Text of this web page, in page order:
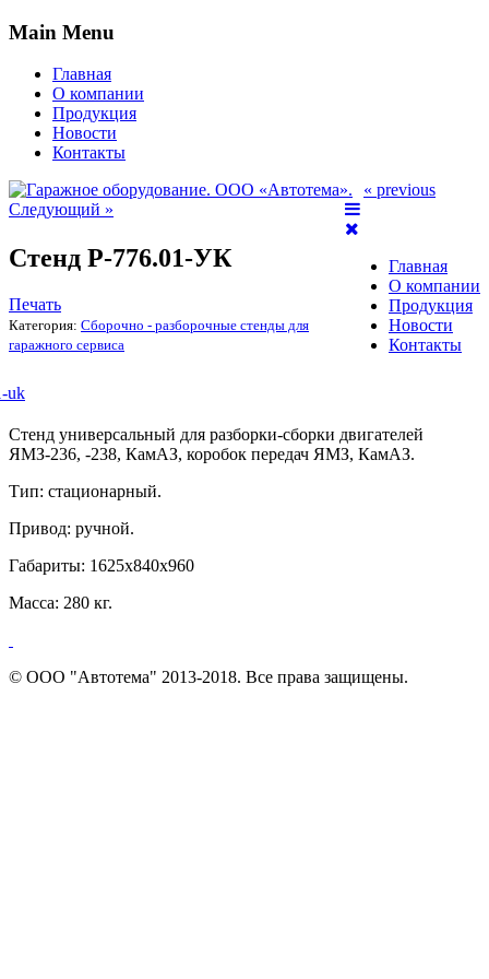
Main Menu
Главная
О компании
Продукция
Новости
Контакты
Главная
О компании
Продукция
Новости
Контакты
« previous
Следующий »
Стенд Р-776.01-УК
Печать
Категория: Сборочно - разборочные стенды для
гаражного сервиса
Стенд универсальный для разборки-сборки двигателей
ЯМЗ-236, -238, КамАЗ, коробок передач ЯМЗ, КамАЗ.
Тип: стационарный.
Привод: ручной.
Габариты: 1625х840х960
Масса: 280 кг.
© ООО "Автотема" 2013-2018. Все права защищены.